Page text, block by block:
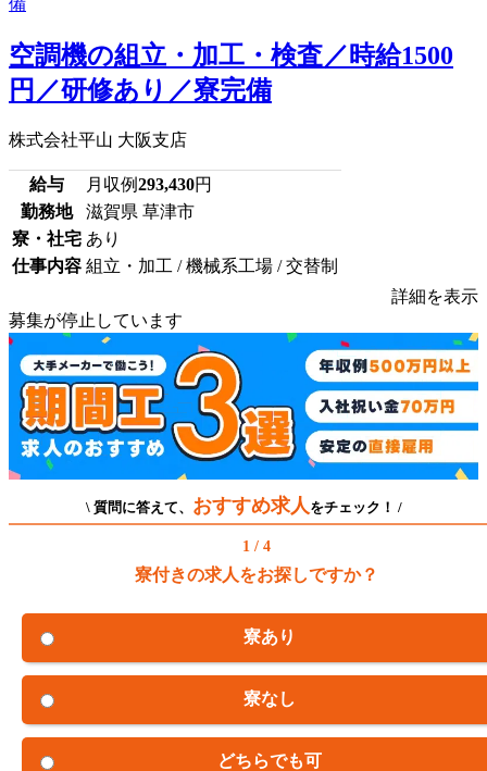
空調機の組立・加工・検査／時給1500
円／研修あり／寮完備
株式会社平山 大阪支店
給与 月収例293,430円
勤務地
滋賀県 草津市
寮・社宅 あり
仕事内容 組立・加工 / 機械系工場 / 交替制
詳細を表示
募集が停止しています
\ 質問に答えて、 おすすめ求人 をチェック！ /
1 / 4
寮付きの求人をお探しですか？
寮あり
寮なし
どちらでも可